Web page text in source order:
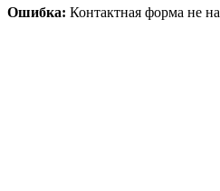
Ошибка: Контактная форма не